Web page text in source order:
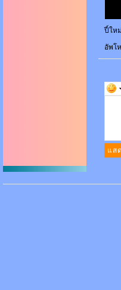
ปี์ให
อัพโ